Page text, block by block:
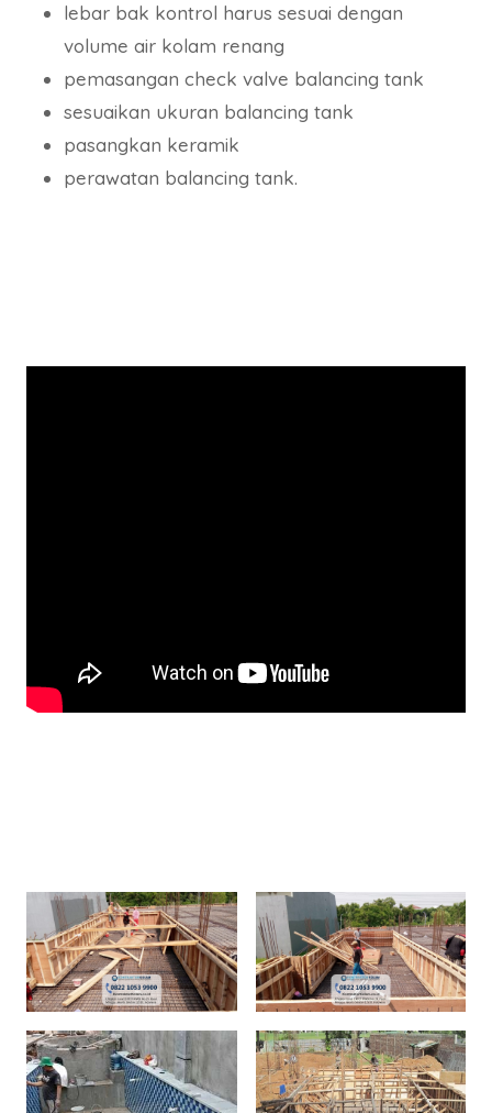
lebar bak kontrol harus sesuai dengan
volume air kolam renang
pemasangan check valve balancing tank
sesuaikan ukuran balancing tank
pasangkan keramik
perawatan balancing tank.